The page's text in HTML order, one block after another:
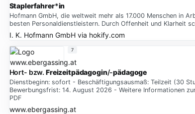
Staplerfahrer*in
Hofmann GmbH, die weltweit mehr als 17.000 Menschen in
besten Personaldienstleistern. Durch Offenheit und Klarheit
I. K. Hofmann GmbHvia hokify.com
Hort- bzw. Freizeitpädagogin/-pädagoge
Dienstbeginn: sofort - Beschäftigungsausmaß: Teilzeit (30
Bewerbungsfrist: 14. August 2026 - Weitere Informationen
PDF
www.ebergassing.at
7